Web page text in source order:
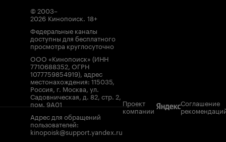
© 2003–
2026 Кинопоиск. 18+
Федеральные каналы
доступны для бесплатного
просмотра круглосуточно
ООО «Кинопоиск» (ИНН
7710688352, ОГРН
1077759854919), адрес
местонахождения: 115035,
Россия, г. Москва, ул.
Садовническая, д. 82, стр. 2,
пом. 9А01
Адрес для обращений
пользователей:
kinopoisk@support.yandex.ru
Проект
компании
Соглашение